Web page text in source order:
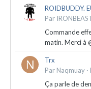
ROIDBUDDY.
Par
Commande
matin. Merci à
Trx
Par Naqmuay ·
Ça parle de